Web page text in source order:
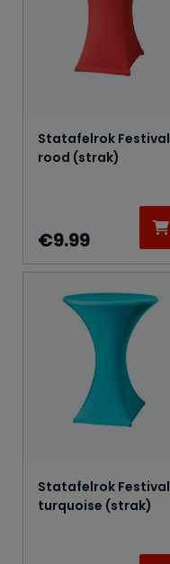
Statafelrok Festival
rood (strak)
€9.99
Statafelrok Festival
turquoise (strak)